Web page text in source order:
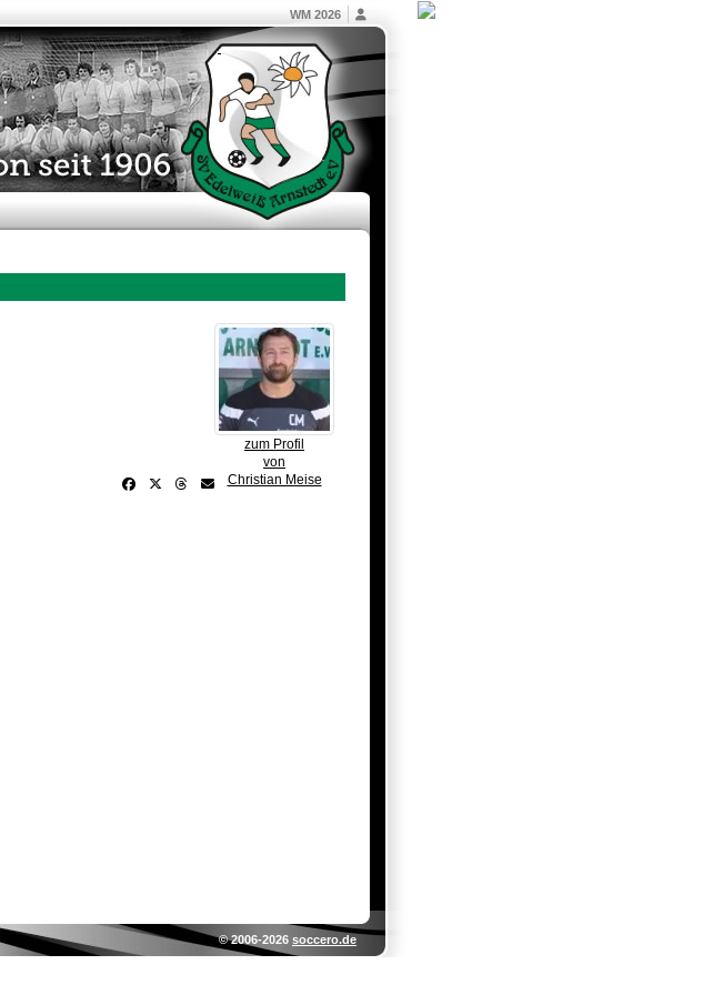
WM 2026
zum Profil
von
Christian Meise
© 2006-2026 soccero.de